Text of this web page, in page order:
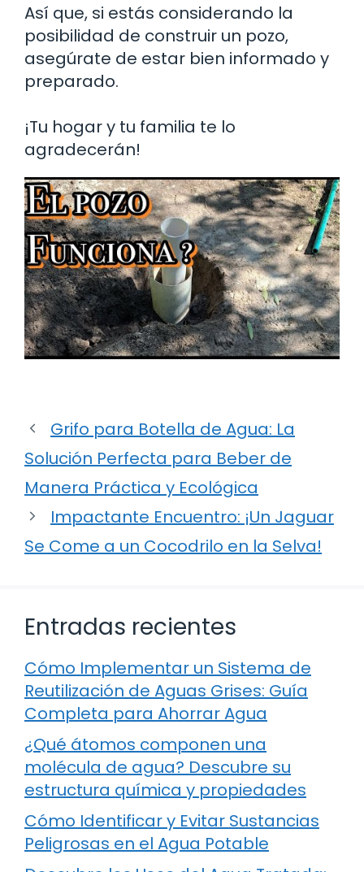
Así que, si estás considerando la
posibilidad de construir un pozo,
asegúrate de estar bien informado y
preparado.
¡Tu hogar y tu familia te lo
agradecerán!
Grifo para Botella de Agua: La
Solución Perfecta para Beber de
Manera Práctica y Ecológica
Impactante Encuentro: ¡Un Jaguar
Se Come a un Cocodrilo en la Selva!
Entradas recientes
Cómo Implementar un Sistema de
Reutilización de Aguas Grises: Guía
Completa para Ahorrar Agua
¿Qué átomos componen una
molécula de agua? Descubre su
estructura química y propiedades
Cómo Identificar y Evitar Sustancias
Peligrosas en el Agua Potable